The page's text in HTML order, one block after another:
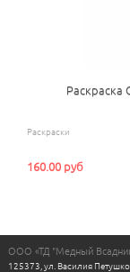
Раскраска
Раскраски
160.00 руб
ООО «ТД "Медный
125373, ул. Василия